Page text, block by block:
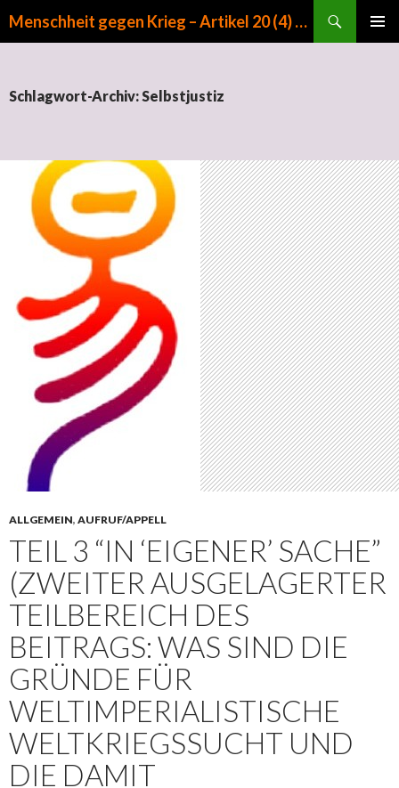
Menschheit gegen Krieg – Artikel 20 (4) GG
Schlagwort-Archiv: Selbstjustiz
ALLGEMEIN, AUFRUF/APPELL
TEIL 3 “IN ‘EIGENER’ SACHE”
(ZWEITER AUSGELAGERTER
TEILBEREICH DES
BEITRAGS: WAS SIND DIE
GRÜNDE FÜR
WELTIMPERIALISTISCHE
WELTKRIEGSSUCHT UND
DIE DAMIT